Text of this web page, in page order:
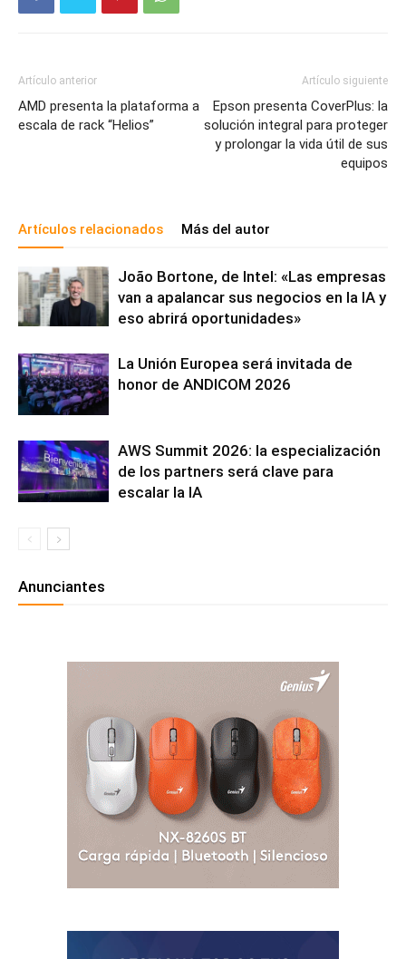
Artículo anterior
AMD presenta la plataforma a
escala de rack “Helios”
Artículo siguiente
Epson presenta CoverPlus: la
solución integral para proteger
y prolongar la vida útil de sus
equipos
Artículos relacionados Más del autor
João Bortone, de Intel: «Las empresas
van a apalancar sus negocios en la IA y
eso abrirá oportunidades»
La Unión Europea será invitada de
honor de ANDICOM 2026
AWS Summit 2026: la especialización
de los partners será clave para
escalar la IA
Anunciantes